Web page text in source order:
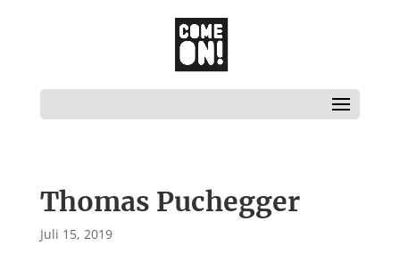
Thomas Puchegger
Juli 15, 2019